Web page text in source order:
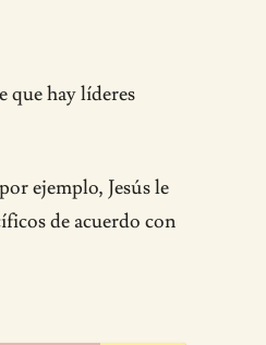
que hay líderes
ejemplo, Jesús le
de acuerdo con